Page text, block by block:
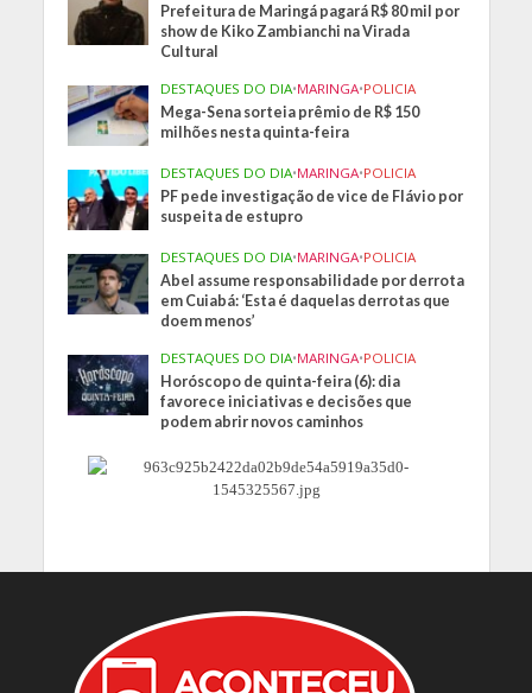
Prefeitura de Maringá pagará R$ 80 mil por
show de Kiko Zambianchi na Virada
Cultural
DESTAQUES DO DIA•MARINGA•POLICIA
Mega-Sena sorteia prêmio de R$ 150
milhões nesta quinta-feira
DESTAQUES DO DIA•MARINGA•POLICIA
PF pede investigação de vice de Flávio por
suspeita de estupro
DESTAQUES DO DIA•MARINGA•POLICIA
Abel assume responsabilidade por derrota
em Cuiabá: ‘Esta é daquelas derrotas que
doem menos’
DESTAQUES DO DIA•MARINGA•POLICIA
Horóscopo de quinta-feira (6): dia
favorece iniciativas e decisões que
podem abrir novos caminhos